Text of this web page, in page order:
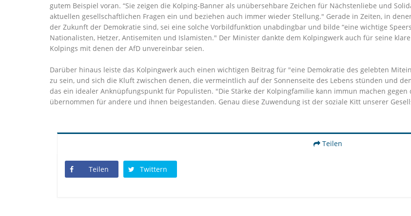
gutem Beispiel voran. “Sie zeigen die Kolping-Banner als unübersehbare Zeichen für Nächstenliebe und
aktuellen gesellschaftlichen Fragen ein und beziehen auch immer wieder Stellung." Gerade in Zeiten, in
der Zukunft der Demokratie sind, sei eine solche Vorbildfunktion unabdingbar und bilde “eine wichtige
Nationalisten, Hetzer, Antisemiten und Islamisten." Der Minister dankte dem Kolpingwerk auch für seine
Kolpings mit denen der AfD unvereinbar seien.
Darüber hinaus leiste das Kolpingwerk auch einen wichtigen Beitrag für "eine Demokratie des gelebten
zu sein, und sich die Kluft zwischen denen, die vermeintlich auf der Sonnenseite des Lebens stünden und
das ein idealer Anknüpfungspunkt für Populisten. "Die Stärke der Kolpingfamilie kann immun machen
übernommen für andere und ihnen beigestanden. Genau diese Zuwendung ist der soziale Kitt unserer
Teilen
Teilen Twittern